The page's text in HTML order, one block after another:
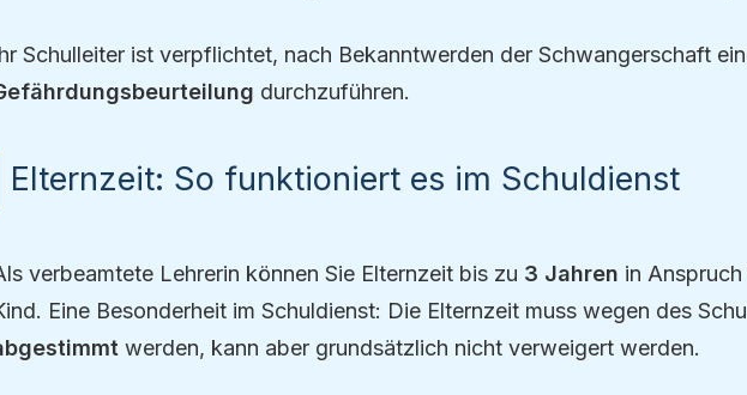
Schulleiter ist verpflichtet, nach Bekanntwerden der Schwangerschaft
durchzuführen.
Elternzeit: So funktioniert es im Schuldienst
verbeamtete Lehrerin können Sie Elternzeit bis zu 3 Jahren in
Eine Besonderheit im Schuldienst: Die Elternzeit muss wegen des
werden, kann aber grundsätzlich nicht verweigert werden.